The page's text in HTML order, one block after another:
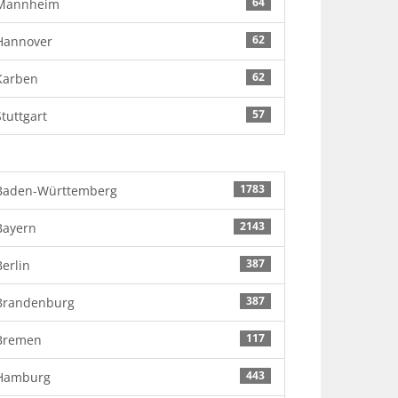
62
62
57
1783
Württemberg
2143
387
387
117
443